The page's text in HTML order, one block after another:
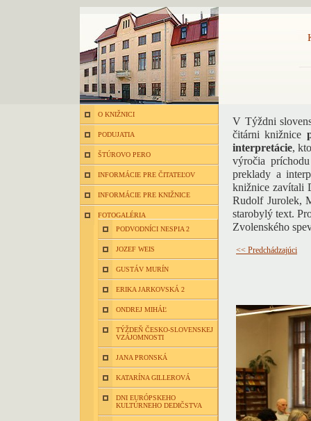
O KNIŽNICI
PODUJATIA
ŠTÚROVO PERO
INFORMÁCIE PRE ČITATEĽOV
INFORMÁCIE PRE KNIŽNICE
FOTOGALÉRIA
PODVODNÍCI NESPIA 2
JOZEF WEIS
GUSTÁV MURÍN
ERIKA JARKOVSKÁ 2
ONDREJ MIHÁĽ
TÝŽDEŇ ČESKO-SLOVENSKEJ
VZÁJOMNOSTI
JANA PRONSKÁ
KATARÍNA GILLEROVÁ
DNI EURÓPSKEHO
KULTÚRNEHO DEDIČSTVA
V Týždni
čitárni knižnice
interpretácie,
výročia
preklady a
knižnice zavítali
Rudolf Jurolek,
starobylý text.
Zvolenského
<< Predchádzajúci